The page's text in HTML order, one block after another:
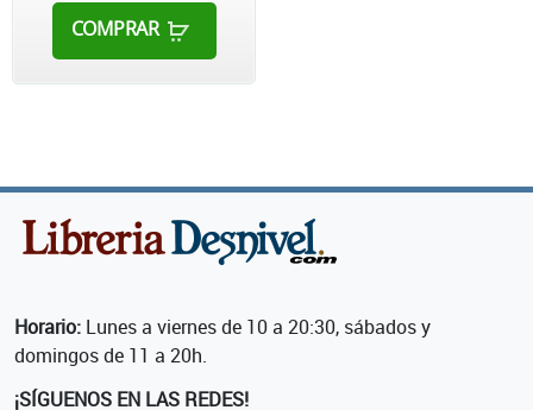
COMPRAR
Horario: Lunes a viernes de 10 a 20:30, sábados y
domingos de 11 a 20h.
¡SÍGUENOS EN LAS REDES!